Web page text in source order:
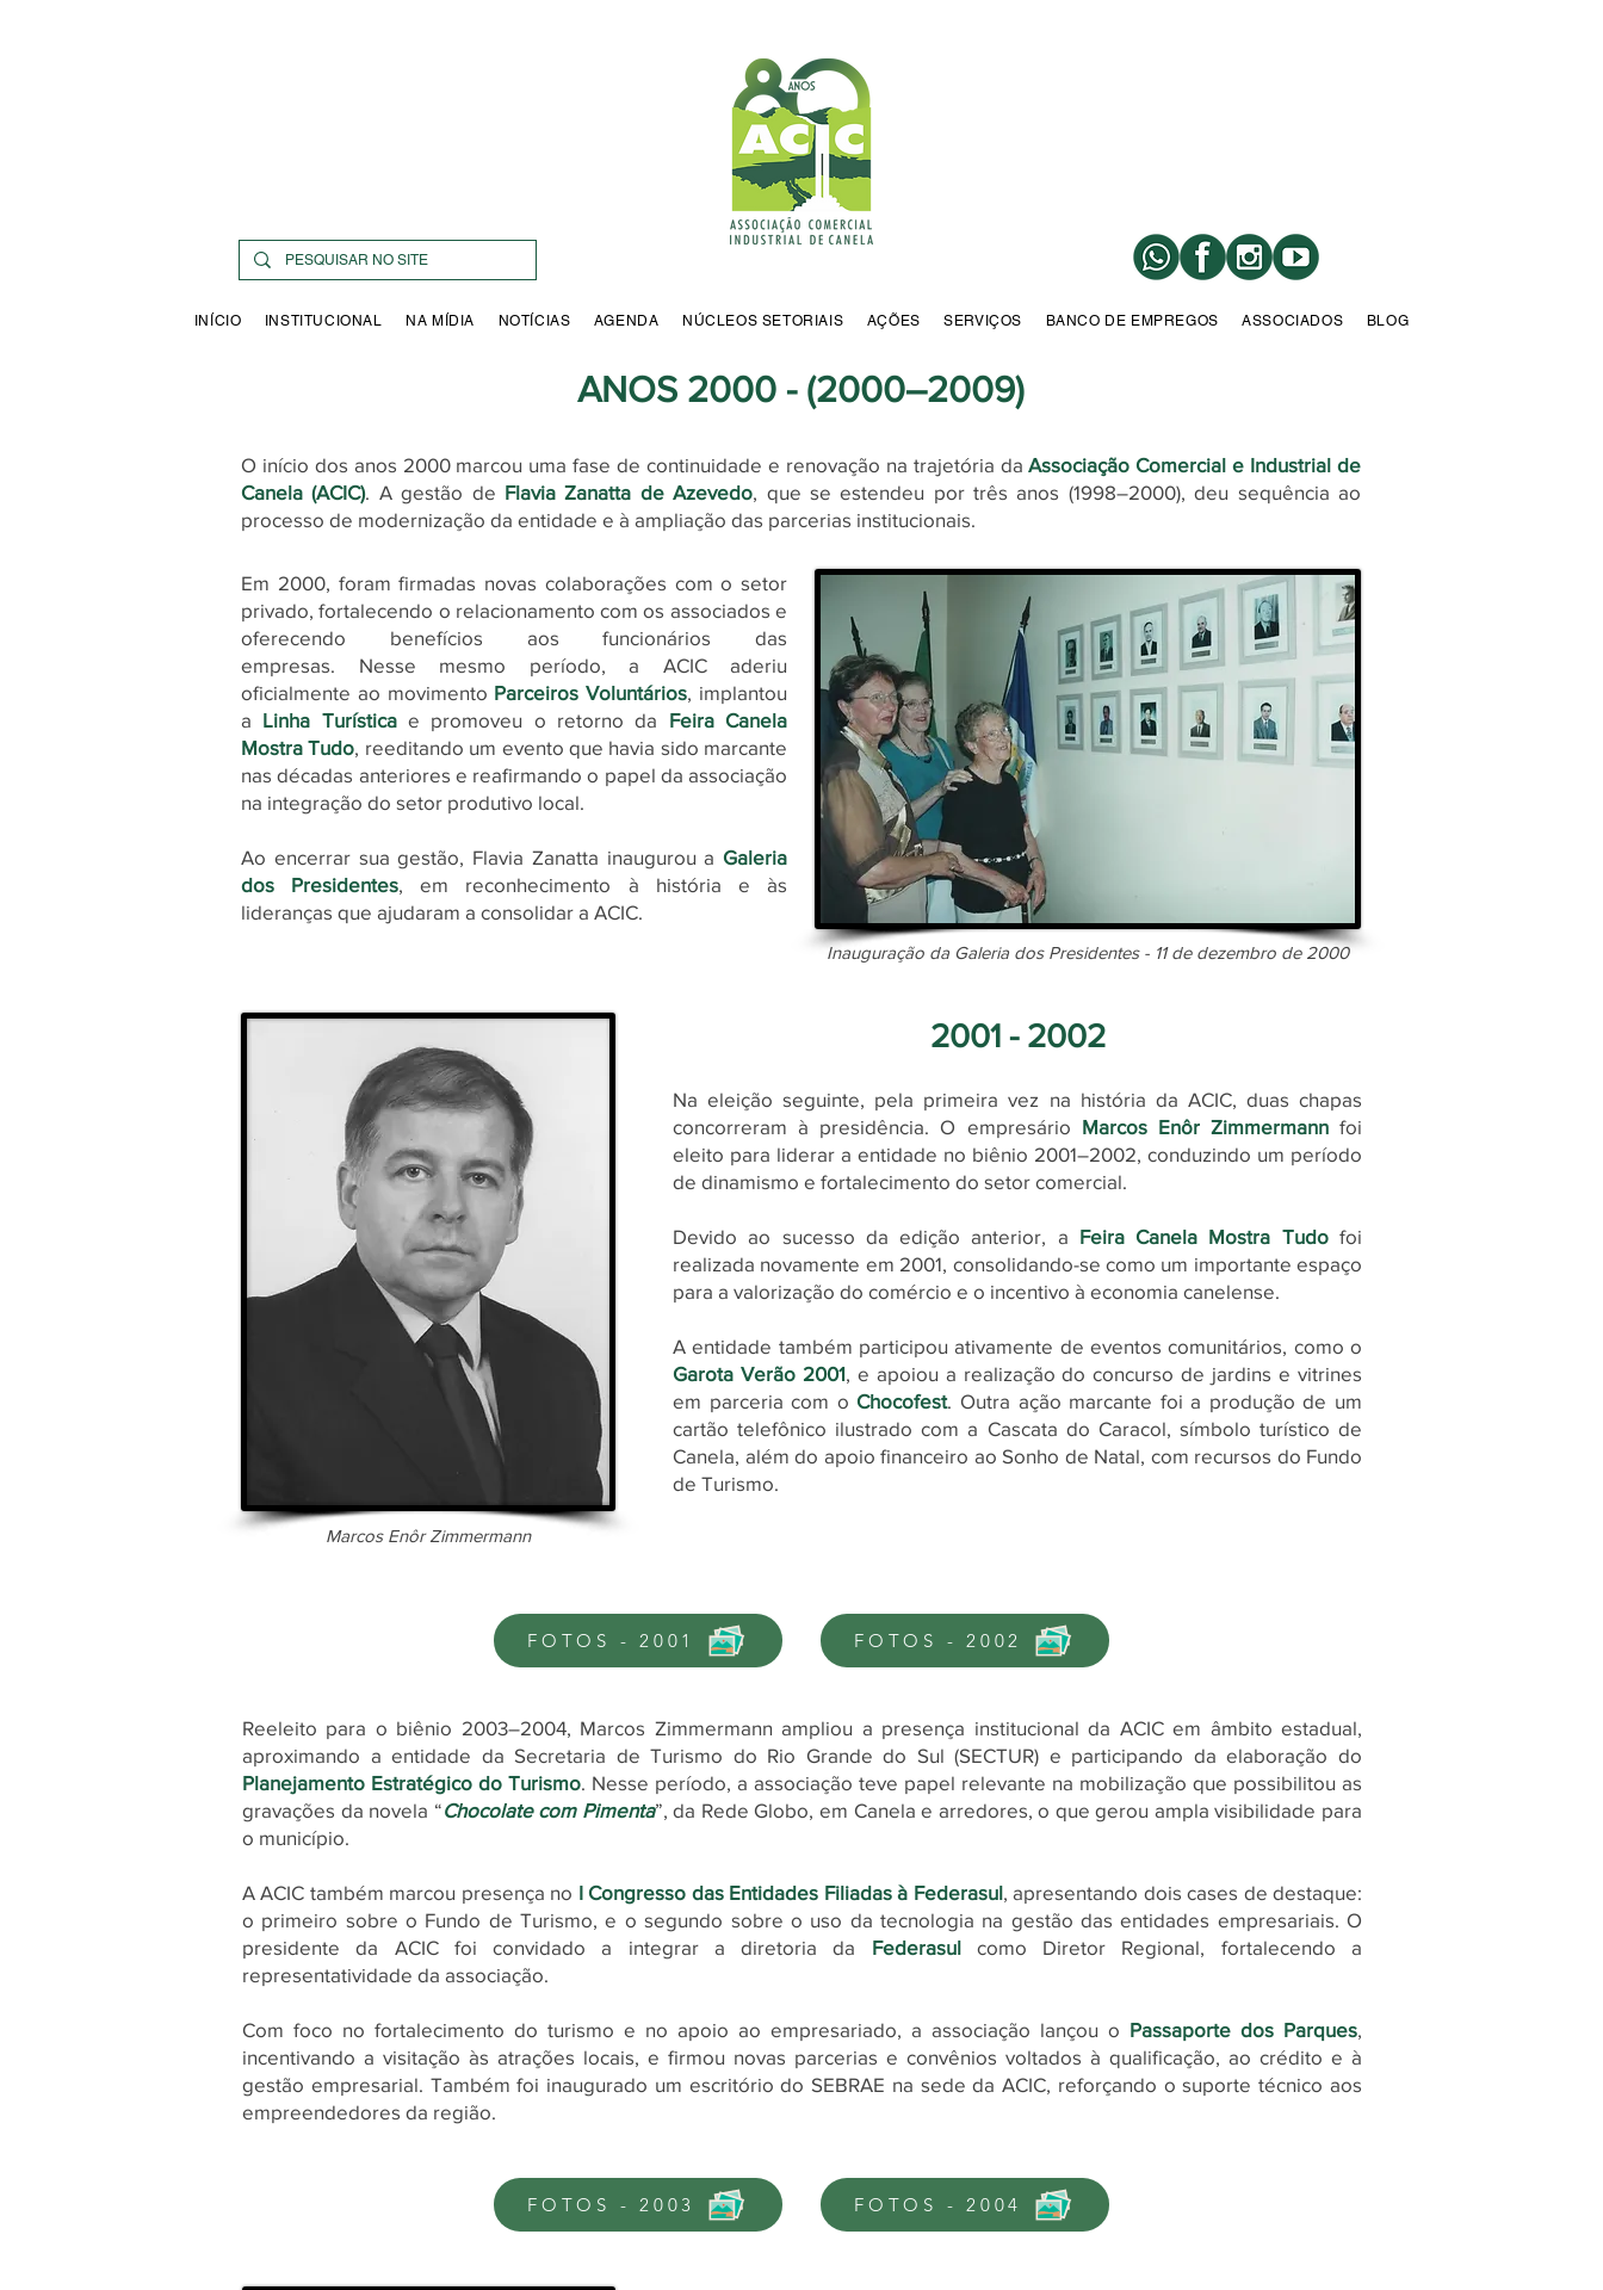
INÍCIO INSTITUCIONAL NA MÍDIA NOTÍCIAS AGENDA NÚCLEOS SETORIAIS AÇÕES SERVIÇOS BANCO DE EMPREGOS ASSOCIADOS BLOG
ANOS 2000 - (2000–2009)
O início dos anos 2000 marcou uma fase de continuidade e renovação na trajetória daAssociação Comercial e Industrial de
Canela (ACIC). A gestão de Flavia Zanatta de Azevedo, que se estendeu por três anos (1998–2000), deu sequência ao
processo de modernização da entidade e à ampliação das parcerias institucionais.
Em 2000, foram firmadas novas colaborações com o setor
privado, fortalecendo o relacionamento com os associados e
oferecendo benefícios aos funcionários das
empresas. Nesse mesmo período, a ACIC aderiu
oficialmente ao movimento Parceiros Voluntários, implantou
a Linha Turísticae promoveu o retorno da Feira Canela
Mostra Tudo, reeditando um evento que havia sido marcante
nas décadas anteriores e reafirmando o papel da associação
na integração do setor produtivo local.
Ao encerrar sua gestão, Flavia Zanatta inaugurou a Galeria
dos Presidentes, em reconhecimento à história e às
lideranças que ajudaram a consolidar a ACIC.
Inauguração da Galeria dos Presidentes - 11 de dezembro de 2000
Marcos Enôr Zimmermann
2001 - 2002
Na eleição seguinte, pela primeira vez na história da ACIC, duas chapas
concorreram à presidência. O empresário Marcos Enôr Zimmermannfoi
eleito para liderar a entidade no biênio 2001–2002, conduzindo um período
de dinamismo e fortalecimento do setor comercial.
Devido ao sucesso da edição anterior, a Feira Canela Mostra Tudofoi
realizada novamente em 2001, consolidando-se como um importante espaço
para a valorização do comércio e o incentivo à economia canelense.
A entidade também participou ativamente de eventos comunitários, como o
Garota Verão 2001, e apoiou a realização do concurso de jardins e vitrines
em parceria com o Chocofest. Outra ação marcante foi a produção de um
cartão telefônico ilustrado com a Cascata do Caracol, símbolo turístico de
Canela, além do apoio financeiro ao Sonho de Natal, com recursos do Fundo
de Turismo.
FOTOS - 2001 FOTOS - 2002
Reeleito para o biênio 2003–2004, Marcos Zimmermann ampliou a presença institucional da ACIC em âmbito estadual,
aproximando a entidade daSecretaria de Turismo do Rio Grande do Sul (SECTUR) e participando da elaboração do
Planejamento Estratégico do Turismo. Nesse período, a associação teve papel relevante na mobilização que possibilitou as
gravações da novela “Chocolate com Pimenta”, da Rede Globo, em Canela e arredores, o que gerou ampla visibilidade para
o município.
A ACIC também marcou presença no I Congresso das Entidades Filiadas à Federasul, apresentando dois cases de destaque:
o primeiro sobre o Fundo de Turismo, e o segundo sobre o uso da tecnologia na gestão das entidades empresariais. O
presidente da ACIC foi convidado a integrar a diretoria da Federasulcomo Diretor Regional, fortalecendo a
representatividade da associação.
Com foco no fortalecimento do turismo e no apoio ao empresariado, a associação lançou o Passaporte dos Parques,
incentivando a visitação às atrações locais, e firmou novas parcerias e convênios voltados à qualificação, ao crédito e à
gestão empresarial. Também foi inaugurado um escritório do SEBRAE na sede da ACIC, reforçando o suporte técnico aos
empreendedores da região.
FOTOS - 2003 FOTOS - 2004